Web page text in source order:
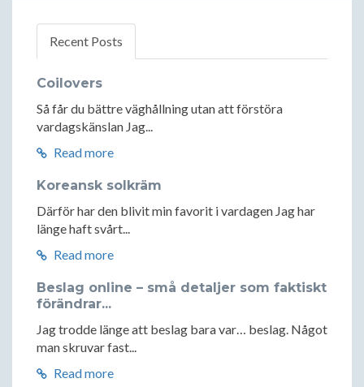
Recent Posts
Coilovers
Så får du bättre väghållning utan att förstöra
vardagskänslan Jag...
Read more
Koreansk solkräm
Därför har den blivit min favorit i vardagen Jag har
länge haft svårt...
Read more
Beslag online – små detaljer som faktiskt
förändrar...
Jag trodde länge att beslag bara var… beslag. Något
man skruvar fast...
Read more